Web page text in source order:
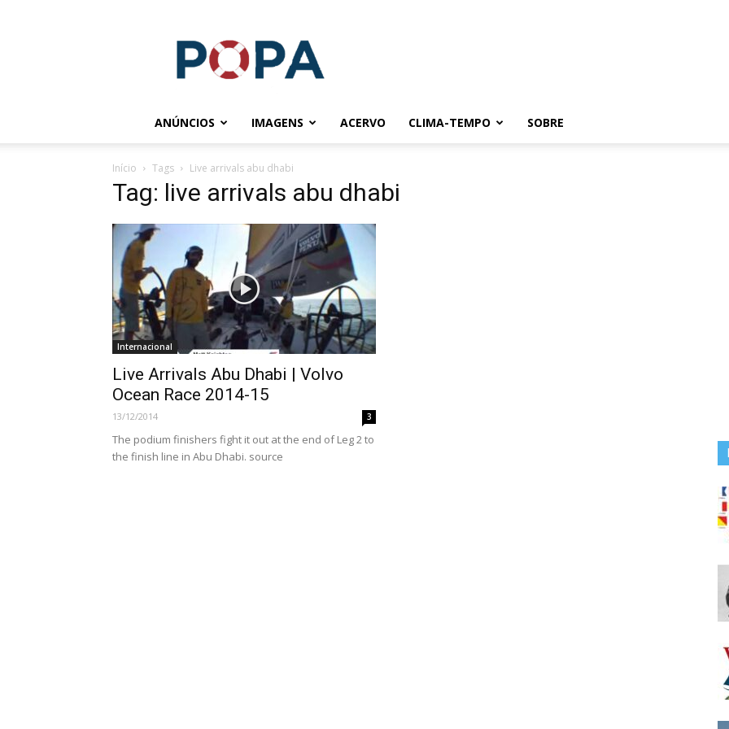
ANÚNCIOS IMAGENS ACERVO CLIMA-TEMPO SOBRE
Início Tags Live arrivals abu dhabi
Tag: live arrivals abu dhabi
Internacional
Live Arrivals Abu Dhabi | Volvo
Ocean Race 2014-15
13/12/2014 3
The podium finishers fight it out at the end of Leg 2 to
the finish line in Abu Dhabi. source